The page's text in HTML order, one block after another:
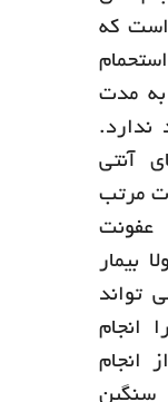
است که
به مدت
آنتی
مرتب
عفونت
بیمار
تواند
انجام
انجام
سنگین